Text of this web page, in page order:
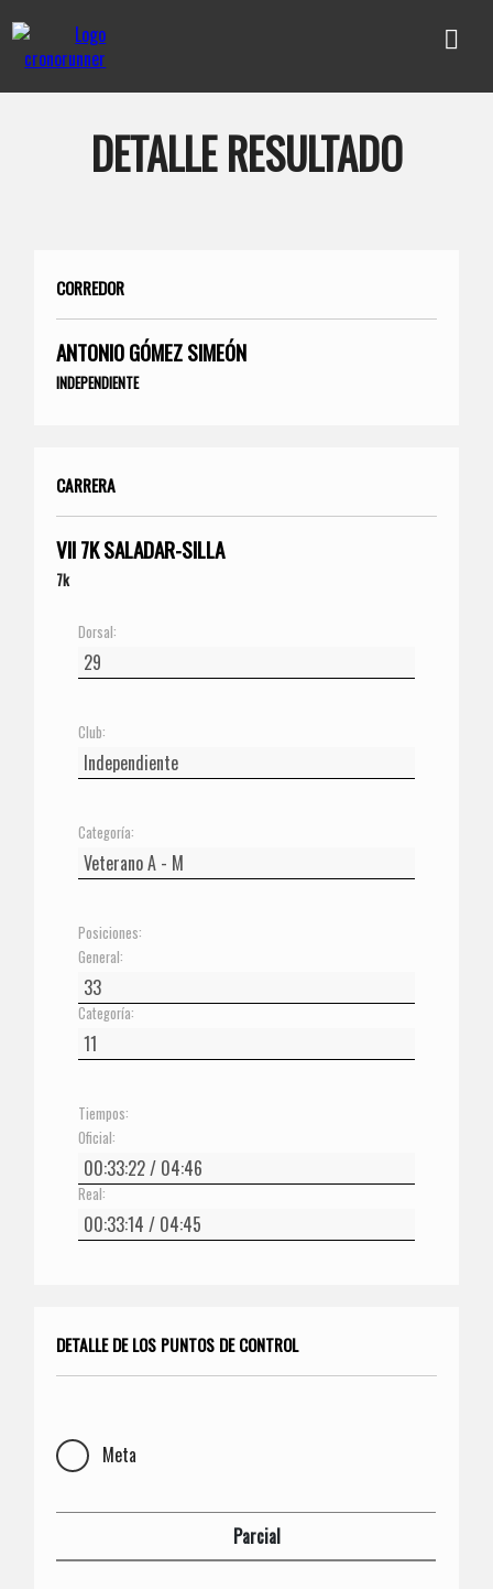
DETALLE RESULTADO
CORREDOR
ANTONIO GÓMEZ SIMEÓN
INDEPENDIENTE
CARRERA
VII 7K SALADAR-SILLA
7k
Dorsal:
Club:
Categoría:
Posiciones:
General:
Categoría:
Tiempos:
Oficial:
Real:
DETALLE DE LOS PUNTOS DE CONTROL
Meta
Parcial